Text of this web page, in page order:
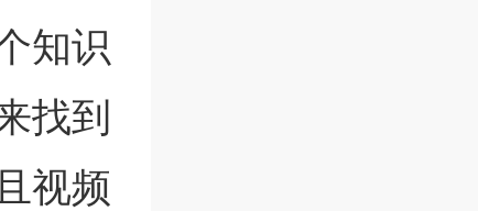
知识
找到
视频